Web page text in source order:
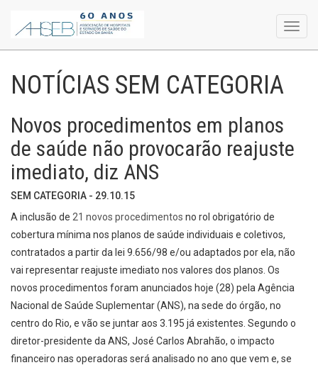
NOTÍCIAS SEM CATEGORIA
Novos procedimentos em planos
de saúde não provocarão reajuste
imediato, diz ANS
SEM CATEGORIA - 29.10.15
A inclusão de 21 novos procedimentos no rol obrigatório de
cobertura mínima nos planos de saúde individuais e coletivos,
contratados a partir da lei 9.656/98 e/ou adaptados por ela, não
vai representar reajuste imediato nos valores dos planos. Os
novos procedimentos foram anunciados hoje (28) pela Agência
Nacional de Saúde Suplementar (ANS), na sede do órgão, no
centro do Rio, e vão se juntar aos 3.195 já existentes. Segundo o
diretor-presidente da ANS, José Carlos Abrahão, o impacto
financeiro nas operadoras será analisado no ano que vem e, se